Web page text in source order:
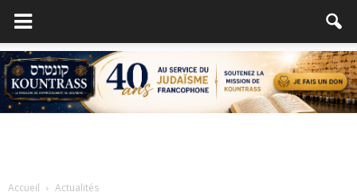
Accueil Actualités